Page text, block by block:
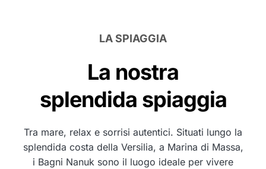
LA SPIAGGIA
La nostra
splendida spiaggia
Tra mare, relax e sorrisi autentici. Situati lungo la
splendida costa della Versilia, a Marina di Massa,
i Bagni Nanuk sono il luogo ideale per vivere